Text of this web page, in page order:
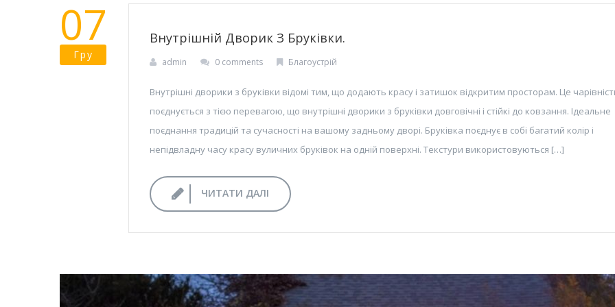
07
Гру
Внутрішній Дворик З Бруківки.
admin 0 comments Благоустрій
Внутрішні дворики з бруківки відомі тим, що додають красу і затишок відкритим просторам. Це
поєднується з тією перевагою, що внутрішні дворики з бруківки довговічні і стійкі до ковзання. Ідеальне
поєднання традицій та сучасності на вашому задньому дворі. Бруківка поєднує в собі багатий колір і
непідвладну часу красу вуличних бруківок на одній поверхні. Текстури використовуються […]
ЧИТАТИ ДАЛІ